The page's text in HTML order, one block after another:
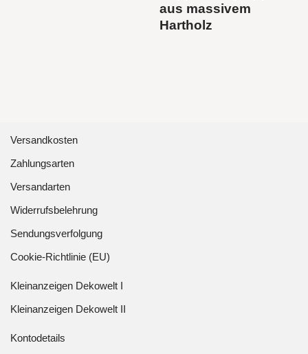
aus massivem
Hartholz
Versandkosten
Zahlungsarten
Versandarten
Widerrufsbelehrung
Sendungsverfolgung
Cookie-Richtlinie (EU)
Kleinanzeigen Dekowelt I
Kleinanzeigen Dekowelt II
Kontodetails